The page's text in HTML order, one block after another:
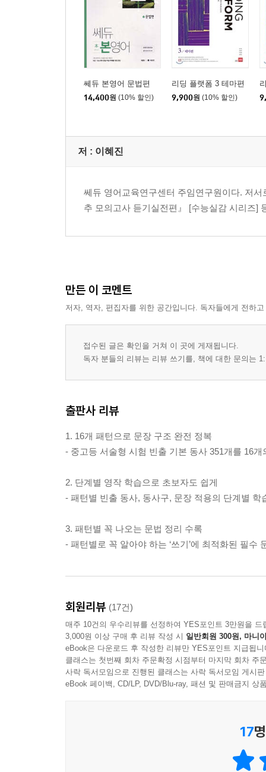
쎄듀 본영어 문법편
14,400원 (10% 할인)
리딩 플랫폼 3 테마편
9,900원 (10% 할인)
저 : 이혜진
쎄듀 영어교육연구센터 주임연구원이다. 저
추 모의고사 듣기실전편』 [수능실감 시리즈]
만든 이 코멘트
저자, 역자, 편집자를 위한 공간입니다. 독자들에게 전하
접수된 글은 확인을 거쳐 이 곳에 게재됩니다.
독자 분들의 리뷰는 리뷰 쓰기를, 책에 대한 문의는
출판사 리뷰
1. 16개 패턴으로 문장 구조 완전 정복
- 중고등 서술형 시험 빈출 기본 동사 351개를 16
2. 단계별 영작 학습으로 초보자도 쉽게
- 패턴별 빈출 동사, 동사구, 문장 적용의 단계별 학
3. 패턴별 꼭 나오는 문법 정리 수록
- 패턴별로 꼭 알아야 하는 ‘쓰기’에 최적화된 필수
회원리뷰 (17건)
매주 10건의 우수리뷰를 선정하여 YES포인트 3만원을 드
3,000원 이상 구매 후 리뷰 작성 시 일반회원 300원, 마니
eBook은 다운로드 후 작성한 리뷰만 YES포인트 지급됩니
클래스는 첫번째 회차 주문확정 시점부터 마지막 회차 주
사락 독서모임으로 진행된 클래스는 사락 독서모임 게시
eBook 페이백, CD/LP, DVD/Blu-ray, 패션 및 판매금지 상
17